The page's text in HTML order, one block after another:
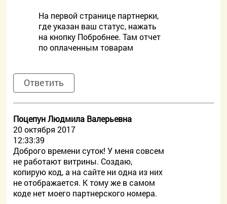
На первой странице партнерки,
где указан ваш статус, нажать
на кнопку Побробнее. Там отчет
по оплаченным товарам
Ответить
Поцепун Людмила Валерьевна
20 октября 2017
12:33:39
Доброго времени суток! У меня совсем
не работают витрины. Создаю,
копирую код, а на сайте ни одна из них
не отображается. К тому же в самом
коде нет моего партнерского номера.